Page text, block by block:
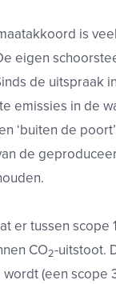
is
eigen
de uitspraak
emissies in de
‘buiten de
de
er tussen
CO2-uitstoot.
(een scope